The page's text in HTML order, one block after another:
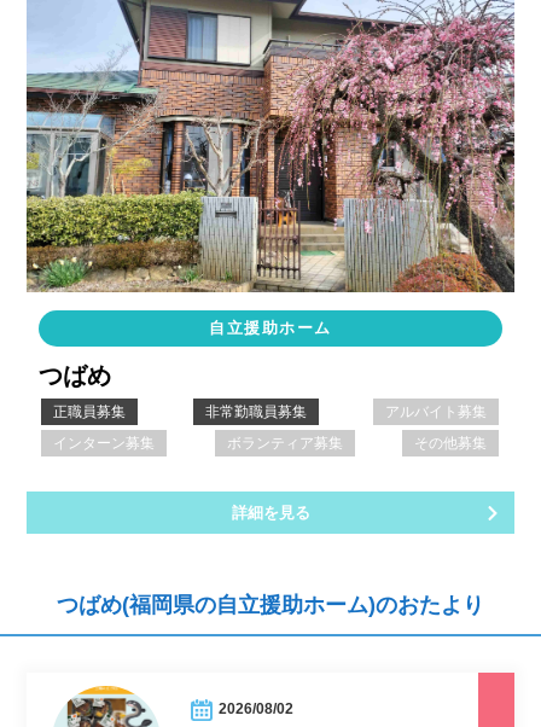
自立援助ホーム
つばめ
正職員募集 非常勤職員募集
アルバイト募集
インターン募集
ボランティア募集 その他募集
詳細を見る
つばめ(福岡県の自立援助ホーム)のおたより
2026/08/02